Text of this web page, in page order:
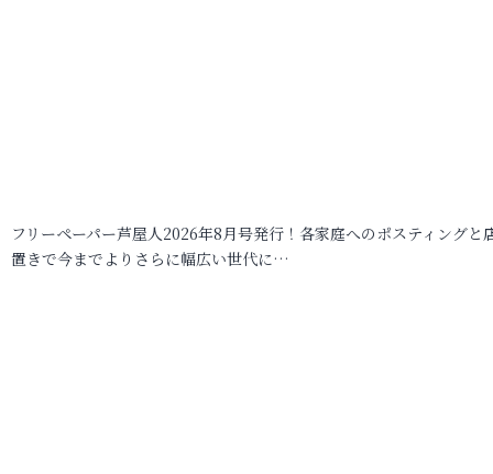
フリーペーパー芦屋人2026年8月号発行！各家庭へのポスティングと
置きで今までよりさらに幅広い世代に…